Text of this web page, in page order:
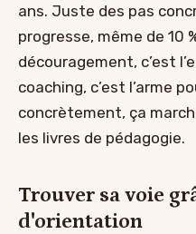
ans. Juste des pas
progresse, même de 10
découragement, c’est
coaching, c’est l’arme
concrètement, ça
les livres de pédagogie.
Trouver sa voie
d'orientation